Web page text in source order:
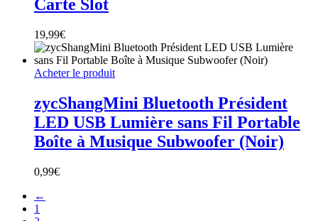
Carte Slot
19,99€
Acheter le produit
zycShangMini Bluetooth Président
LED USB Lumière sans Fil Portable
Boîte à Musique Subwoofer (Noir)
0,99€
←
1